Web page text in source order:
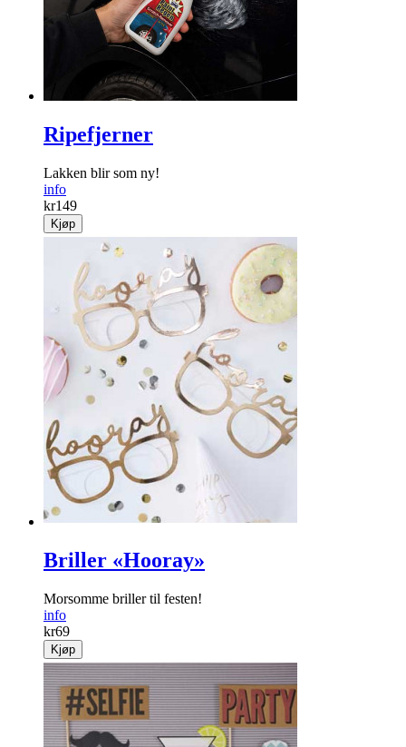
Ripefjerner
Lakken blir som ny!
info
kr149
Kjøp
Briller «Hooray»
Morsomme briller til festen!
info
kr69
Kjøp